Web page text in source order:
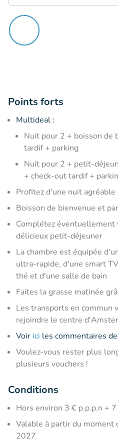
Points forts
Multideal :
Nuit pour 2 + boisson de
tardif + parking
Nuit pour 2 + petit-
+ check-out tardif +
Profitez d'une nuit
Boisson de bienvenue et
Complétez éventuellement
délicieux petit-déjeuner
La chambre est équipée
ultra-rapide, d'une smart
thé et d'une salle de bain
Faites la grasse matinée
Les transports en commun
rejoindre le centre
Voir ici les commentaires
Voulez-vous rester plus
plusieurs vouchers !
Conditions
Hors environ 3 € p.p.p.n +
Valable à partir du moment
2027